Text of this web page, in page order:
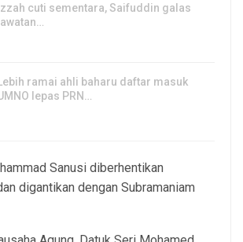
cuti sementara, Saifuddin galas
Lebih ramai ahli baharu daftar masuk
lepas PRN…
Sanusi diberhentikan
digantikan dengan Subramaniam